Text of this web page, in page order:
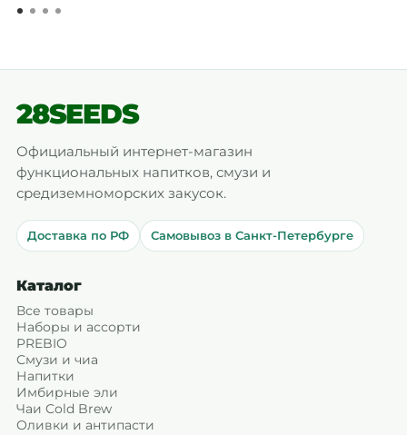
28SEEDS
Официальный интернет-магазин
функциональных напитков, смузи и
средиземноморских закусок.
Доставка по РФ Самовывоз в Санкт-Петербурге
Каталог
Все товары
Наборы и ассорти
PREBIO
Смузи и чиа
Напитки
Имбирные эли
Чаи Cold Brew
Оливки и антипасти